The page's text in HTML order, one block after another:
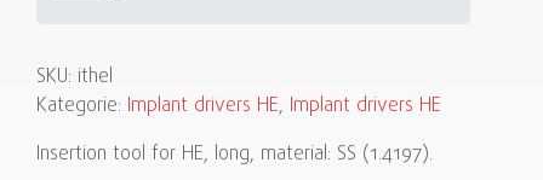
SKU: ithel
Kategorie: Implant drivers HE, Implant drivers HE
Insertion tool for HE, long, material: SS (1.4197).